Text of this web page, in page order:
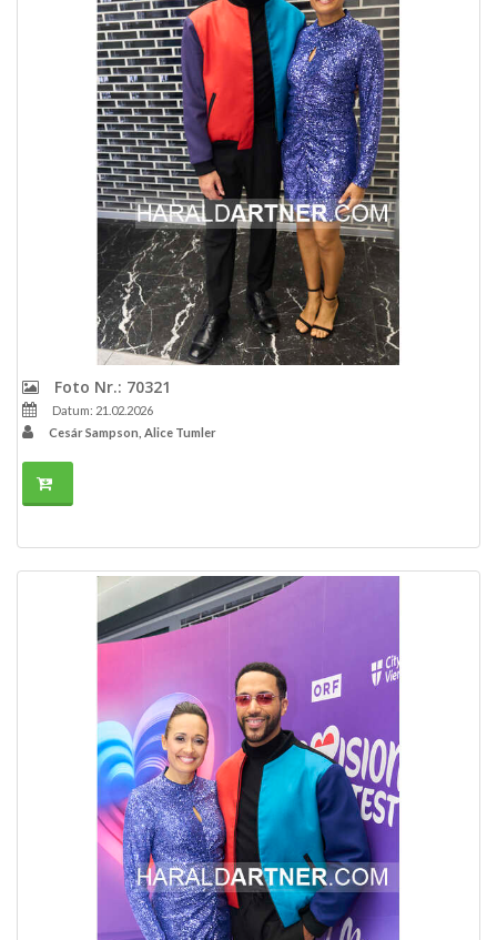
Foto Nr.: 70321
Datum: 21.02.2026
Cesár Sampson, Alice Tumler